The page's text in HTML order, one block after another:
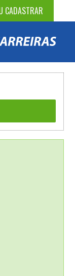
CADASTRAR